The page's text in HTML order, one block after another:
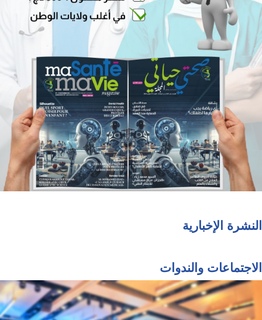
النشرة الإخبارية
الاجتماعات والندوات